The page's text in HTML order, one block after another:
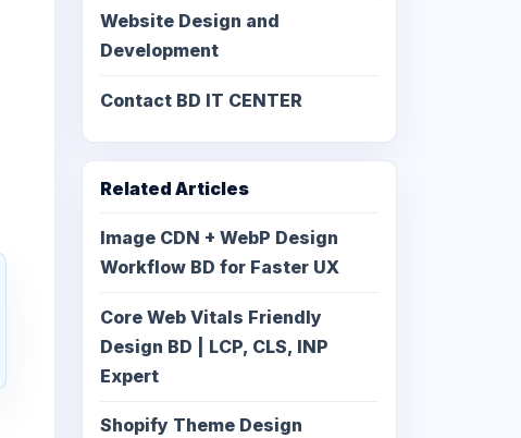
Website Design and
Development
Contact BD IT CENTER
Related Articles
Image CDN + WebP Design
Workflow BD for Faster UX
Core Web Vitals Friendly
Design BD | LCP, CLS, INP
Expert
Shopify Theme Design